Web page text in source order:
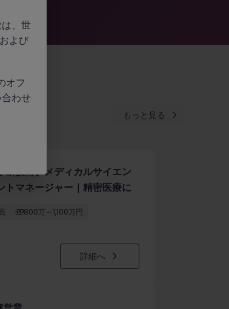
もっと見る
断技術】メディカルサイエン
トマネージャー｜精密医療に
800万～1,100万円
詳細へ
、世
よび
オフ
わせ